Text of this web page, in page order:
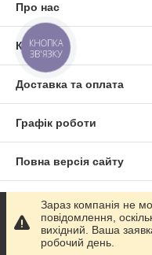
Про нас
Контакти
Доставка та оплата
Графік роботи
Повна версія сайту
Сайт створено на
Політика
Зараз компанія не
повідомлення,
вихідний. Ваша
робочий день.
КНОПКА
ЗВ'ЯЗКУ